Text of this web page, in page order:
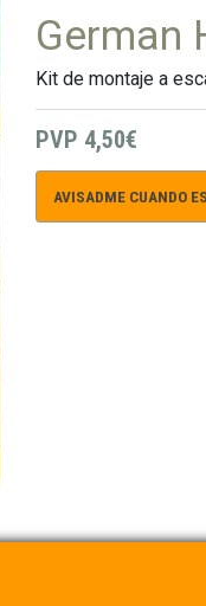
German
Kit de montaje a
PVP 4,50€
AVISADME CUANDO